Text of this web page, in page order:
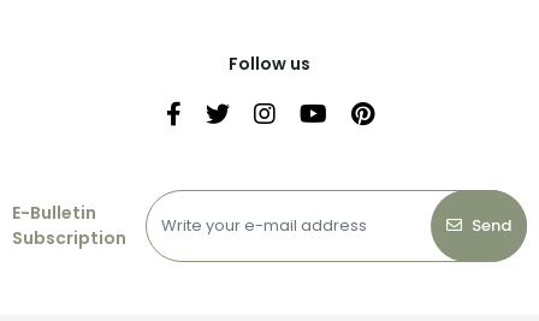
Follow us
E-Bulletin
Subscription
Send